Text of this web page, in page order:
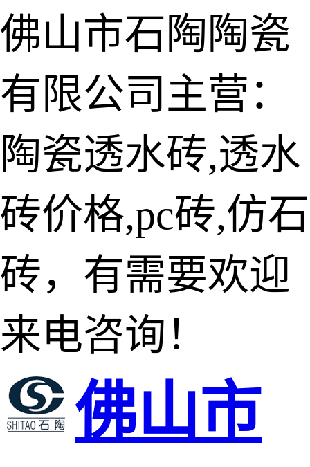
佛山市石陶陶瓷
有限公司主营：
陶瓷透水砖,透水
砖价格,pc砖,仿石
砖，有需要欢迎
来电咨询！
佛山市
陶瓷透水砖
生态仿石砖
仿石透水砖
承重仿石砖
细面透水砖